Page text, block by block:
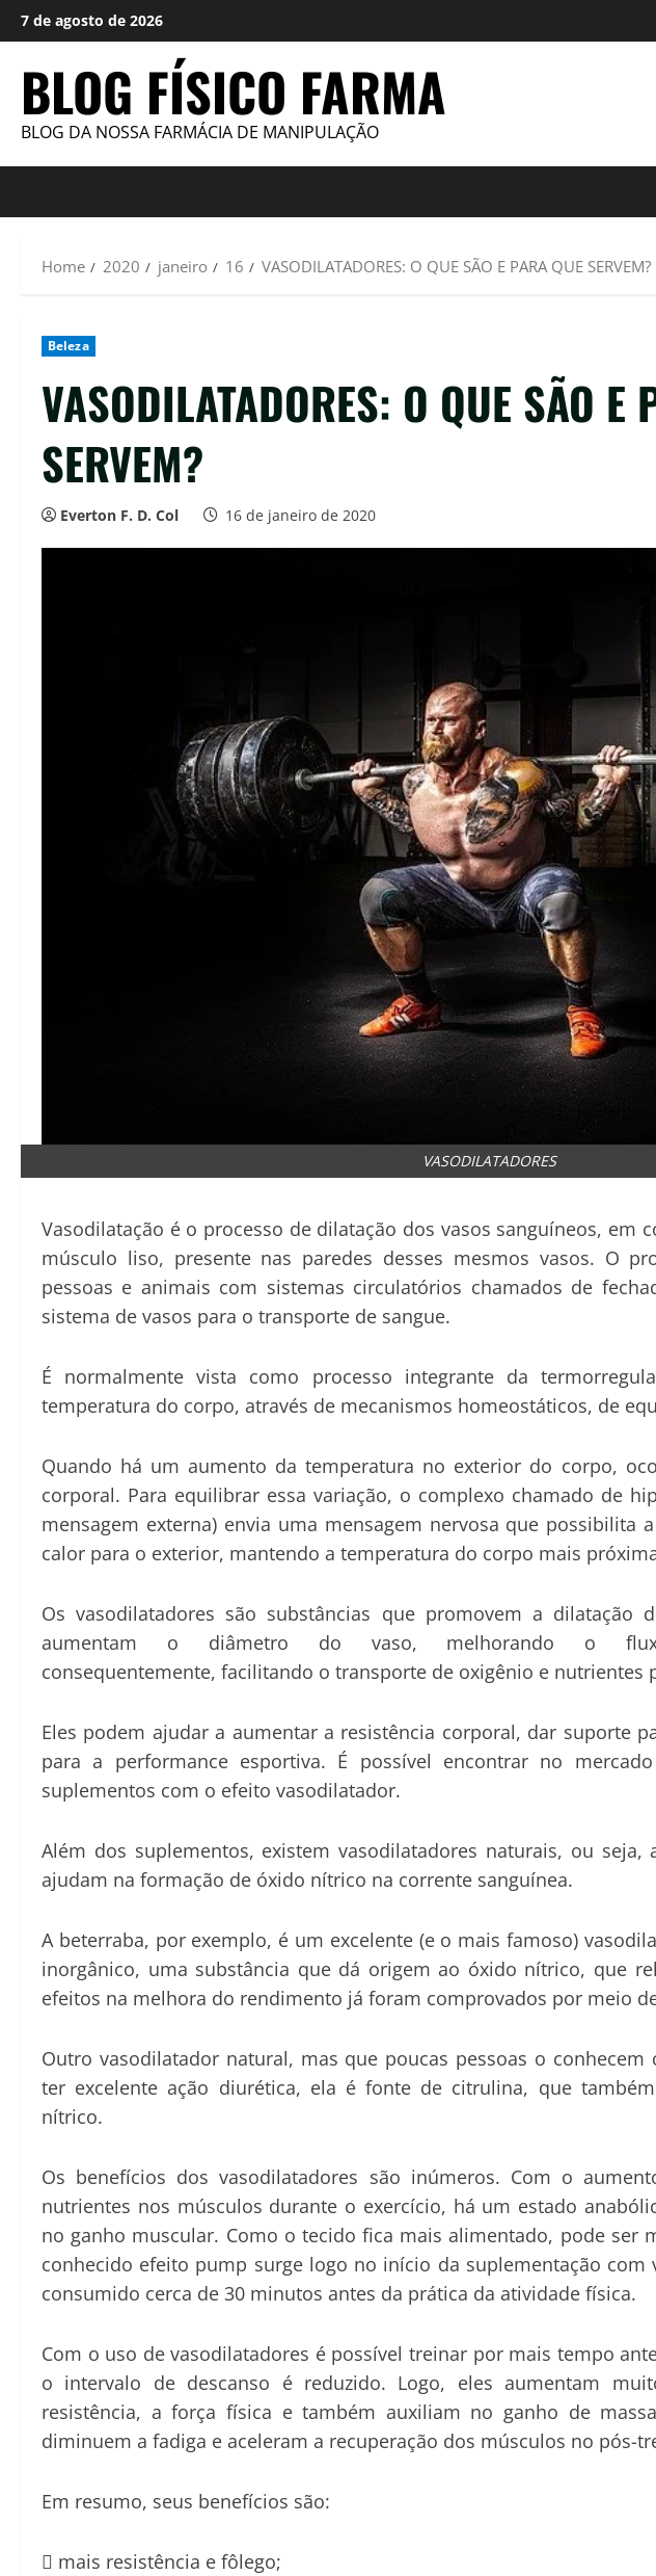
Skip
to
7 de agosto de 2026
BLOG FÍSICO FARMA
BLOG DA NOSSA FARMÁCIA DE MANIPULAÇÃO
Home 2020 janeiro 16 VASODILATADORES: O QUE SÃO E PARA QUE SERVEM?
Beleza
VASODILATADORES: O QUE SÃO E
SERVEM?
Everton F. D. Col 16 de janeiro de 2020
VASODILATADORES
Vasodilatação é o processo de dilatação dos vasos sanguíneos, em
músculo liso, presente nas paredes desses mesmos vasos. O
pessoas e animais com sistemas circulatórios chamados de
sistema de vasos para o transporte de sangue.
É normalmente vista como processo integrante da
temperatura do corpo, através de mecanismos homeostáticos, de
Quando há um aumento da temperatura no exterior do corpo,
corporal. Para equilibrar essa variação, o complexo chamado de
mensagem externa) envia uma mensagem nervosa que possibilita
calor para o exterior, mantendo a temperatura do corpo mais
Os vasodilatadores são substâncias que promovem a dilatação
aumentam o diâmetro do vaso, melhorando o
consequentemente, facilitando o transporte de oxigênio e nutrientes
Eles podem ajudar a aumentar a resistência corporal, dar suporte
para a performance esportiva. É possível encontrar no
suplementos com o efeito vasodilatador.
Além dos suplementos, existemvasodilatadores naturais, ou seja,
ajudam na formação de óxido nítrico na corrente sanguínea.
A beterraba, por exemplo, é um excelente (e o mais famoso)
inorgânico, uma substância que dá origem ao óxido nítrico, que
efeitos na melhora do rendimento já foram comprovados por meio
Outro vasodilatador natural, mas que poucas pessoas o
ter excelente ação diurética, ela é fonte de citrulina, que
nítrico.
Os benefícios dos vasodilatadores são inúmeros. Com o
nutrientes nos músculos durante o exercício, há um estado
no ganho muscular. Como o tecido fica mais alimentado, pode ser
conhecido efeito pump surge logo no início da suplementação com
consumido cerca de 30 minutos antes da prática da atividade física.
Com o uso de vasodilatadores é possível treinar por mais tempo
o intervalo de descanso é reduzido. Logo, eles aumentam
resistência, a força física e também auxiliam no ganho de
diminuem a fadiga e aceleram a recuperação dos músculos no pós-
Em resumo, seus benefícios são:
 mais resistência e fôlego;